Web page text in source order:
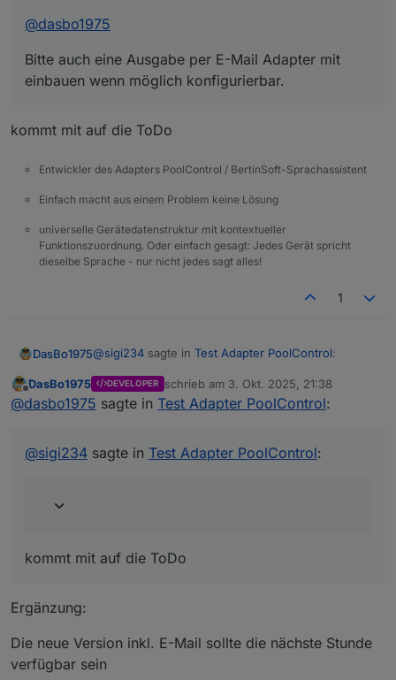
@dasbo1975
Bitte auch eine Ausgabe per E-Mail Adapter mit
einbauen wenn möglich konfigurierbar.
kommt mit auf die ToDo
Entwickler des Adapters PoolControl / BertinSoft-Sprachassistent
Einfach macht aus einem Problem keine Lösung
universelle Gerätedatenstruktur mit kontextueller
Funktionszuordnung. Oder einfach gesagt: Jedes Gerät spricht
dieselbe Sprache - nur nicht jedes sagt alles!
1
DasBo1975@sigi234 sagte in Test Adapter PoolControl:
@dasbo1975
mit einbauen wenn möglich konfigurierbar.
Offline
DasBo1975 DEVELOPER schrieb am 3. Okt. 2025, 21:38
zuletzt editiert von
@dasbo1975 sagte in Test Adapter PoolControl:
@sigi234 sagte in Test Adapter PoolControl:
kommt mit auf die ToDo
Ergänzung:
Die neue Version inkl. E-Mail sollte die nächste Stunde
verfügbar sein